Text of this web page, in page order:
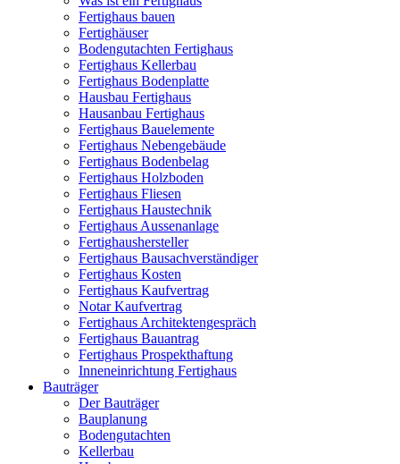
Fertighaus bauen
Fertighäuser
Bodengutachten Fertighaus
Fertighaus Kellerbau
Fertighaus Bodenplatte
Hausbau Fertighaus
Hausanbau Fertighaus
Fertighaus Bauelemente
Fertighaus Nebengebäude
Fertighaus Bodenbelag
Fertighaus Holzboden
Fertighaus Fliesen
Fertighaus Haustechnik
Fertighaus Aussenanlage
Fertighaushersteller
Fertighaus Bausachverständiger
Fertighaus Kosten
Fertighaus Kaufvertrag
Notar Kaufvertrag
Fertighaus Architektengespräch
Fertighaus Bauantrag
Fertighaus Prospekthaftung
Inneneinrichtung Fertighaus
Bauträger
Der Bauträger
Bauplanung
Bodengutachten
Kellerbau